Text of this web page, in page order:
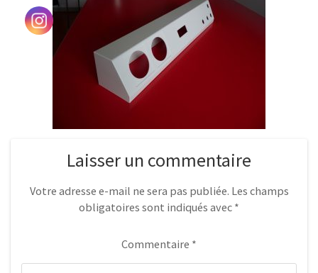
Laisser un commentaire
Votre adresse e-mail ne sera pas publiée. Les champs
obligatoires sont indiqués avec *
Commentaire *